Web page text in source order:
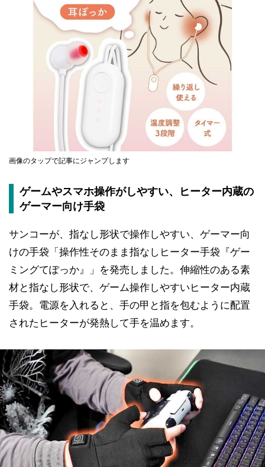
画像のタップで記事にジャンプします
ゲームやスマホ操作がしやすい、ヒーター内蔵の
ゲーマー向け手袋
サンコーが、指なし形状で操作しやすい、ゲーマー向
けの手袋「操作性そのまま指なしヒーター手袋『ゲー
ミングてぽっか』」を発売しました。伸縮性のある素
材と指なし形状で、ゲーム操作しやすいヒーター内蔵
手袋。電源を入れると、手の甲と指を包むように配置
されたヒーターが発熱して手を温めます。